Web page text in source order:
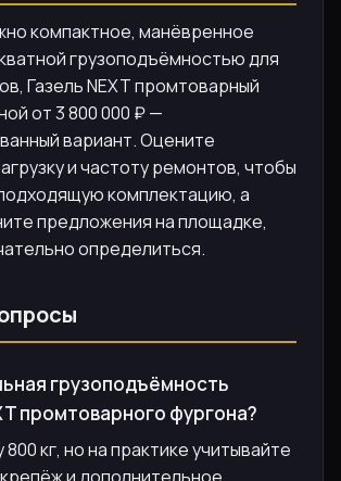
компактное, манёвренное
грузоподъёмностью для
Газель NEXT промтоварный
от 3 800 000 ₽ —
вариант. Оцените
и частоту ремонтов, чтобы
комплектацию, а
предложения на площадке,
определиться.
грузоподъёмность
промтоварного фургона?
кг, но на практике учитывайте